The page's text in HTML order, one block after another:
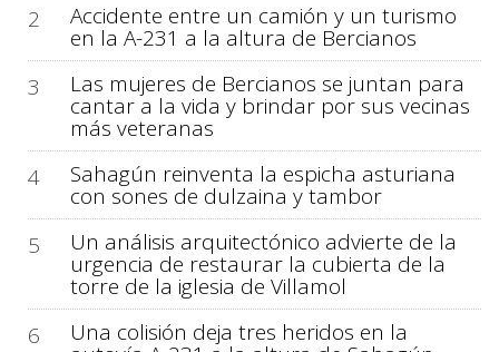
2
Accidente entre un camión y un turismo
en la A-231 a la altura de Bercianos
3
Las mujeres de Bercianos se juntan para
cantar a la vida y brindar por sus vecinas
más veteranas
4
Sahagún reinventa la espicha asturiana
con sones de dulzaina y tambor
5
Un análisis arquitectónico advierte de la
urgencia de restaurar la cubierta de la
torre de la iglesia de Villamol
6
Una colisión deja tres heridos en la